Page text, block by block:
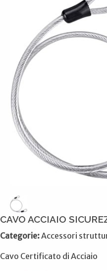
CAVO ACCIAIO
Categorie:Accessori
Cavo Certificato di Acciaio